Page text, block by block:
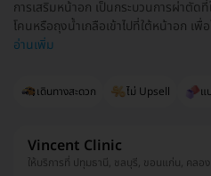
เดินทางสะดวก ไม่ Upsell แ
การเสริมหน้าอก เป็นกระบวนการผ่าตัด
โคนหรือถุงน้ำเกลือเข้าไปที่ใต้หน้าอก เ
อ่านเพิ่ม
Vincent Clinic
ให้บริการที่ ปทุมธานี, ชลบุรี, ขอนแก่น, คลอ